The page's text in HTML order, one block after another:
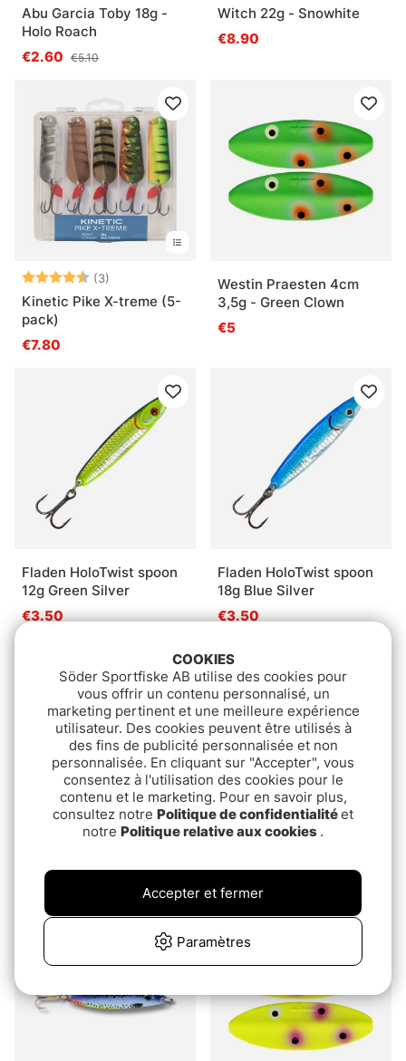
Abu Garcia Toby 18g -
Holo Roach
€2.60 €5.10
Witch 22g - Snowhite
€8.90
Note: (3)
Kinetic Pike X-treme (5-
pack)
€7.80
Westin Praesten 4cm
3,5g - Green Clown
€5
Fladen HoloTwist spoon
12g Green Silver
€3.50
Fladen HoloTwist spoon
18g Blue Silver
€3.50
Fladen Colorspin Lure
€6.60
COOKIES
Söder Sportfiske AB utilise des cookies pour
vous offrir un contenu personnalisé, un
marketing pertinent et une meilleure expérience
utilisateur. Des cookies peuvent être utilisés à
des fins de publicité personnalisée et non
personnalisée. En cliquant sur "Accepter", vous
consentez à l'utilisation des cookies pour le
contenu et le marketing. Pour en savoir plus,
consultez notre Politique de confidentialitéet
notre Politique relative aux cookies .
Paramètres
Accepter et fermer